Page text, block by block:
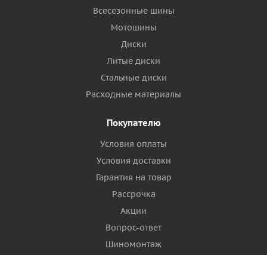
Всесезонные шины
Мотошины
Диски
Литые диски
Стальные диски
Расходные материалы
Покупателю
Условия оплаты
Условия доставки
Гарантия на товар
Рассрочка
Акции
Вопрос-ответ
Шиномонтаж